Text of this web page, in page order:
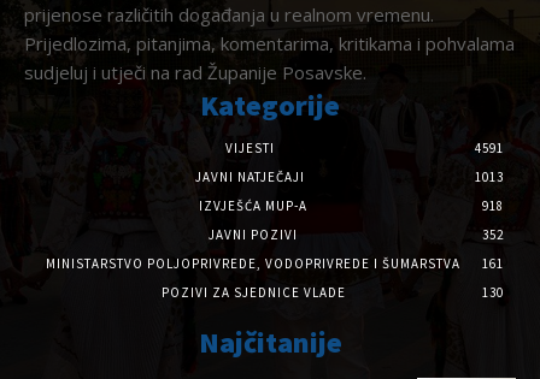
prijenose različitih događanja u realnom vremenu.
Prijedlozima, pitanjima, komentarima, kritikama i pohvalama
sudjeluj i utječi na rad Županije Posavske.
Kategorije
VIJESTI
4591
JAVNI NATJEČAJI
1013
IZVJEŠĆA MUP-A
918
JAVNI POZIVI
352
MINISTARSTVO POLJOPRIVREDE, VODOPRIVREDE I ŠUMARSTVA
161
POZIVI ZA SJEDNICE VLADE
130
Najčitanije